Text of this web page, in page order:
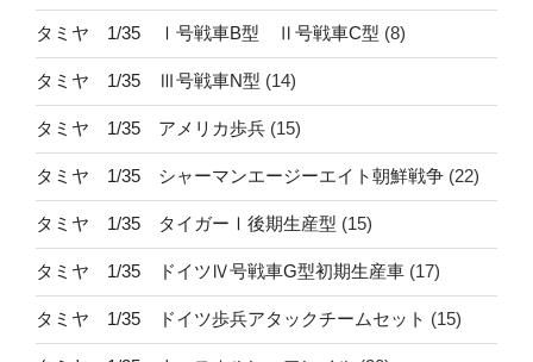
タミヤ 1/35 Ⅰ号戦車B型 Ⅱ号戦車C型 (8)
タミヤ 1/35 Ⅲ号戦車N型 (14)
タミヤ 1/35 アメリカ歩兵 (15)
タミヤ 1/35 シャーマンエージーエイト朝鮮戦争 (22)
タミヤ 1/35 タイガーⅠ後期生産型 (15)
タミヤ 1/35 ドイツⅣ号戦車G型初期生産車 (17)
タミヤ 1/35 ドイツ歩兵アタックチームセット (15)